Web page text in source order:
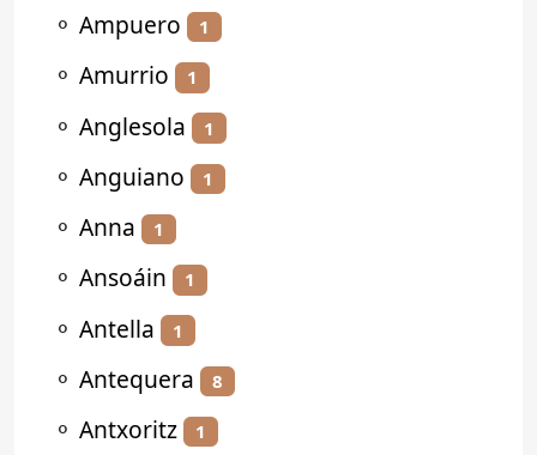
⚬ Ampuero 1
⚬ Amurrio 1
⚬ Anglesola 1
⚬ Anguiano 1
⚬ Anna 1
⚬ Ansoáin 1
⚬ Antella 1
⚬ Antequera 8
⚬ Antxoritz 1